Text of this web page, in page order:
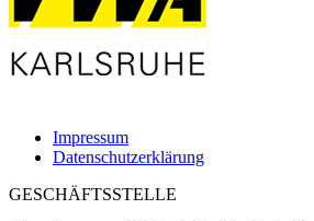
Impressum
Datenschutzerklärung
GESCHÄFTSSTELLE